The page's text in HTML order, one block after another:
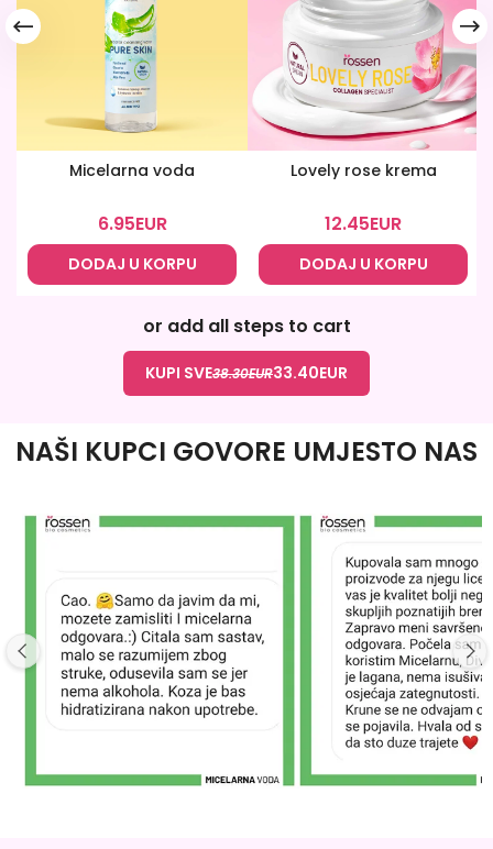
Micelarna voda
6.95EUR
DODAJ U KORPU
Lovely rose krema
12.45EUR
DODAJ U KORPU
or add all steps to cart
KUPI SVE38.30EUR33.40EUR
NAŠI KUPCI GOVORE UMJESTO NAS